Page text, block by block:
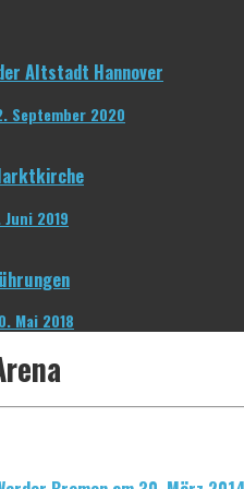
Altstadt Hannover
September 2020
Juni 2019
Mai 2018